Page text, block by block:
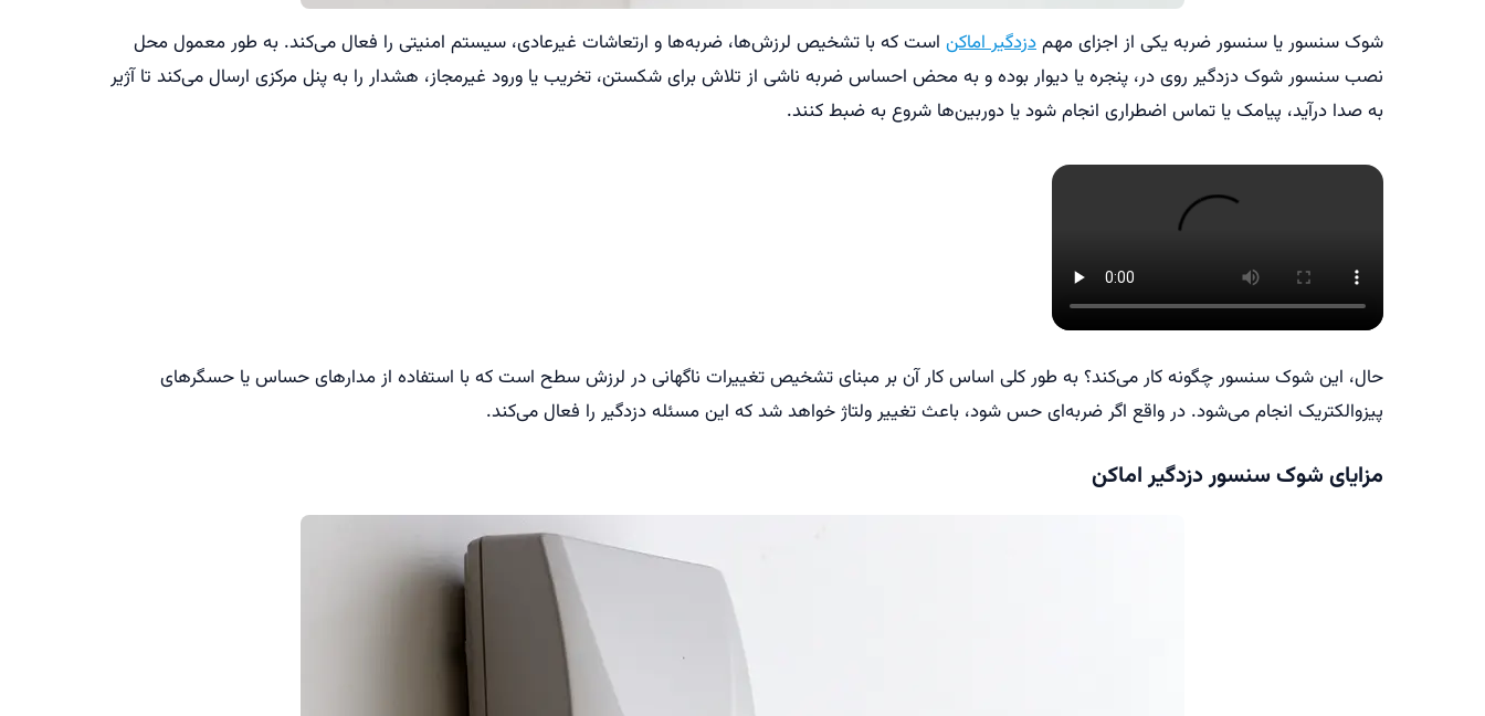
شوک سنسور یا سنسور ضربه یکی از اجزای مهمدزدگیر اماکن است که با تشخیص لرزش‌ها، ضربه‌ها و ارتعاشات غیرعادی، سیستم امنیتی را فعال می‌کند. به طور معمول محل
نصب سنسور شوک دزدگیر روی در، پنجره یا دیوار بوده و به محض احساس ضربه ناشی از تلاش برای شکستن، تخریب یا ورود غیرمجاز، هشدار را به پنل مرکزی ارسال می‌کند تا آژیر
به صدا درآید، پیامک یا تماس اضطراری انجام شود یا دوربین‌ها شروع به ضبط کنند.
حال، این شوک سنسور چگونه کار می‌کند؟ به طور کلی اساس کار آن بر مبنای تشخیص تغییرات ناگهانی در لرزش سطح است که با استفاده از مدارهای حساس یا حسگرهای
پیزوالکتریک انجام می‌شود. در واقع اگر ضربه‌ای حس شود، باعث تغییر ولتاژ خواهد شد که این مسئله دزدگیر را فعال می‌کند.
مزایای شوک سنسور دزدگیر اماکن